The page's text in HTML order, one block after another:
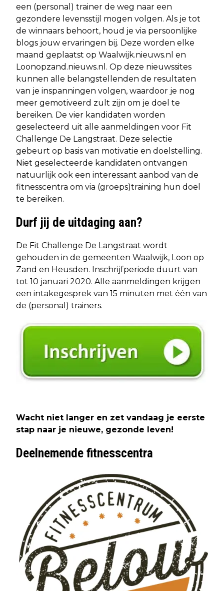
een (personal) trainer de weg naar een
gezondere levensstijl mogen volgen. Als je tot
de winnaars behoort, houd je via persoonlijke
blogs jouw ervaringen bij. Deze worden elke
maand geplaatst op Waalwijk.nieuws.nl en
Loonopzand.nieuws.nl. Op deze nieuwssites
kunnen alle belangstellenden de resultaten
van je inspanningen volgen, waardoor je nog
meer gemotiveerd zult zijn om je doel te
bereiken. De vier kandidaten worden
geselecteerd uit alle aanmeldingen voor Fit
Challenge De Langstraat. Deze selectie
gebeurt op basis van motivatie en doelstelling.
Niet geselecteerde kandidaten ontvangen
natuurlijk ook een interessant aanbod van de
fitnesscentra om via (groeps)training hun doel
te bereiken.
Durf jij de uitdaging aan?
De Fit Challenge De Langstraat wordt
gehouden in de gemeenten Waalwijk, Loon op
Zand en Heusden. Inschrijfperiode duurt van
tot 10 januari 2020. Alle aanmeldingen krijgen
een intakegesprek van 15 minuten met één van
de (personal) trainers.
Wacht niet langer en zet vandaag je eerste
stap naar je nieuwe, gezonde leven!
Deelnemende fitnesscentra